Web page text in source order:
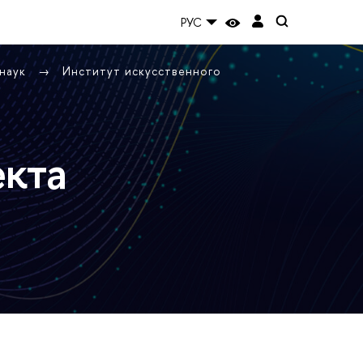
РУС
Институт искусственного